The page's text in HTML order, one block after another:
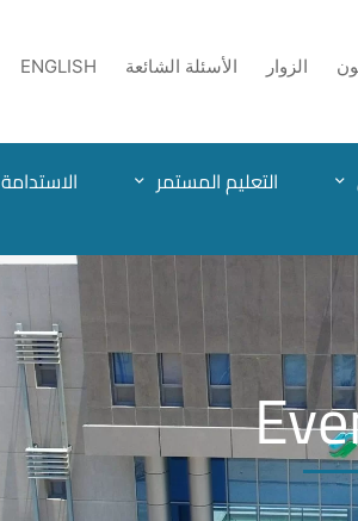
الزوار الأسئلة الشائعة ENGLISH
التعليم المستمر الاستدامة